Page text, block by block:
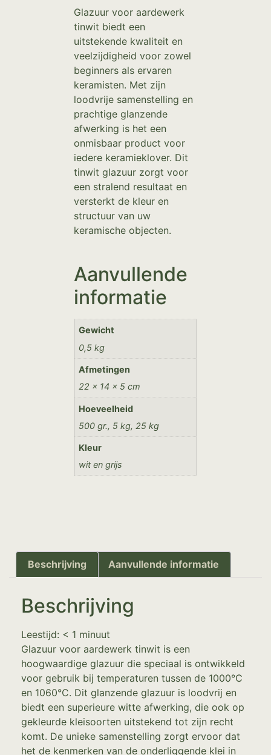
Glazuur voor aardewerk
tinwit biedt een
uitstekende kwaliteit en
veelzijdigheid voor zowel
beginners als ervaren
keramisten. Met zijn
loodvrije samenstelling en
prachtige glanzende
afwerking is het een
onmisbaar product voor
iedere keramieklover. Dit
tinwit glazuur zorgt voor
een stralend resultaat en
versterkt de kleur en
structuur van uw
keramische objecten.
Aanvullende
informatie
Gewicht
0,5 kg
Afmetingen
22 × 14 × 5 cm
Hoeveelheid
500 gr., 5 kg, 25 kg
Kleur
wit en grijs
Beschrijving Aanvullende informatie
Beschrijving
Leestijd: < 1 minuut
Glazuur voor aardewerk tinwit is een
hoogwaardige glazuur die speciaal is ontwikkeld
voor gebruik bij temperaturen tussen de 1000°C
en 1060°C. Dit glanzende glazuur is loodvrij en
biedt een superieure witte afwerking, die ook op
gekleurde kleisoorten uitstekend tot zijn recht
komt. De unieke samenstelling zorgt ervoor dat
het de kenmerken van de onderliggende klei in